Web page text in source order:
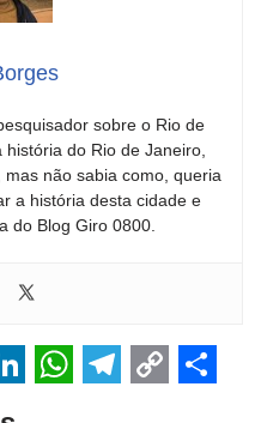
sobre o Rio de
do Rio de Janeiro,
não sabia como, queria
a história desta cidade e
do Blog Giro 0800.